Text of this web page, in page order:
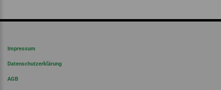
Impressum
Datenschutzerklärung
AGB